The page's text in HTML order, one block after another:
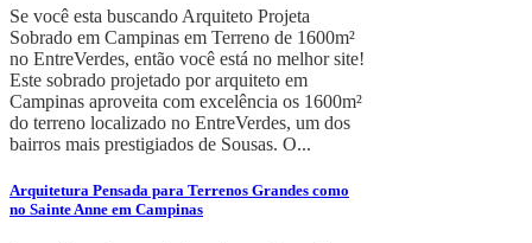
Se você esta buscando Arquiteto Projeta
Sobrado em Campinas em Terreno de 1600m²
no EntreVerdes, então você está no melhor site!
Este sobrado projetado por arquiteto em
Campinas aproveita com excelência os 1600m²
do terreno localizado no EntreVerdes, um dos
bairros mais prestigiados de Sousas. O...
Arquitetura Pensada para Terrenos Grandes como
no Sainte Anne em Campinas